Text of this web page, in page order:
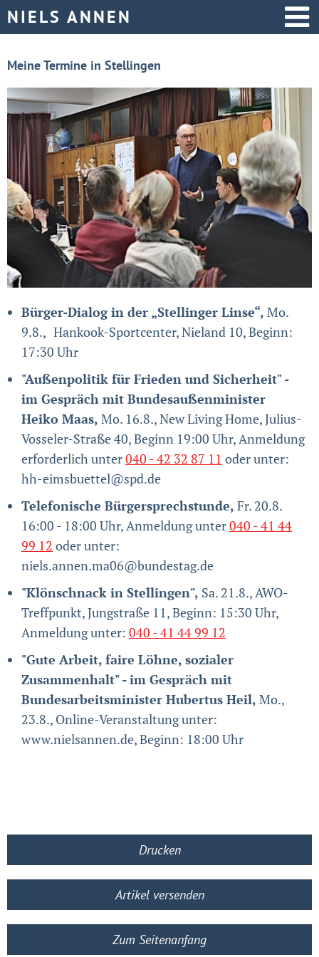
Aktive Politik
Über mich
Meine Termine in Stellingen
Bürger-Dialog in der „Stellinger Linse“, Mo.
9.8., Hankook-Sportcenter, Nieland 10, Beginn:
17:30 Uhr
"Außenpolitik für Frieden und Sicherheit" -
im Gespräch mit Bundesaußenminister
Heiko Maas, Mo. 16.8., New Living Home, Julius-
Vosseler-Straße 40, Beginn 19:00 Uhr, Anmeldung
erforderlich unter040 - 42 32 87 11 oder unter:
hh-eimsbuettel@spd.de
Telefonische Bürgersprechstunde, Fr. 20.8.
16:00 - 18:00 Uhr, Anmeldung unter040 - 41 44
99 12 oder unter:
niels.annen.ma06@bundestag.de
"Klönschnack in Stellingen", Sa. 21.8., AWO-
Treffpunkt, Jungstraße 11, Beginn: 15:30 Uhr,
Anmeldung unter: 040 - 41 44 99 12
"Gute Arbeit, faire Löhne, sozialer
Zusammenhalt" - im Gespräch mit
Bundesarbeitsminister Hubertus Heil, Mo.,
23.8., Online-Veranstaltung unter:
www.nielsannen.de, Beginn: 18:00 Uhr
Drucken
Artikel versenden
Zum Seitenanfang